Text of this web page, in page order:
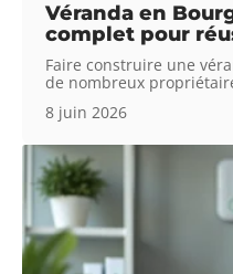
Véranda en
complet pour
Faire construire une
de nombreux
8 juin 2026